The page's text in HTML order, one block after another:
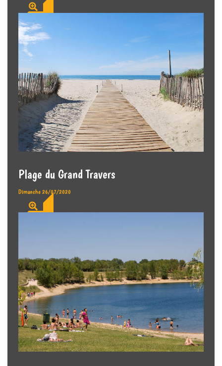
Plage du Grand Travers
Dimanche 26/07/2020